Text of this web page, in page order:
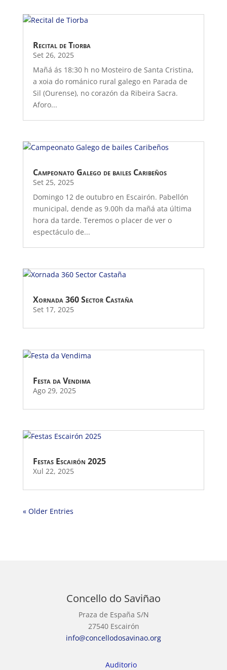
Recital de Tiorba
Set 26, 2025
Mañá ás 18:30 h no Mosteiro de Santa Cristina,
a xoia do románico rural galego en Parada de
Sil (Ourense), no corazón da Ribeira Sacra.
Aforo...
Campeonato Galego de bailes Caribeños
Set 25, 2025
Domingo 12 de outubro en Escairón. Pabellón
municipal, dende as 9.00h da mañá ata última
hora da tarde. Teremos o placer de ver o
espectáculo de...
Xornada 360 Sector Castaña
Set 17, 2025
Festa da Vendima
Ago 29, 2025
Festas Escairón 2025
Xul 22, 2025
« Older Entries
Concello do Saviñao
Praza de España S/N
27540 Escairón
info@concellodosavinao.org
Auditorio